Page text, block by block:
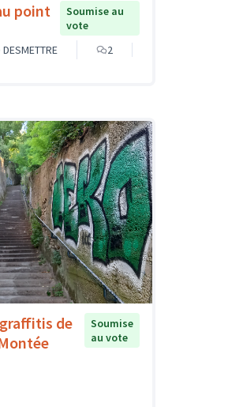
point
Soumise au
vote
2
de
Soumise
au vote